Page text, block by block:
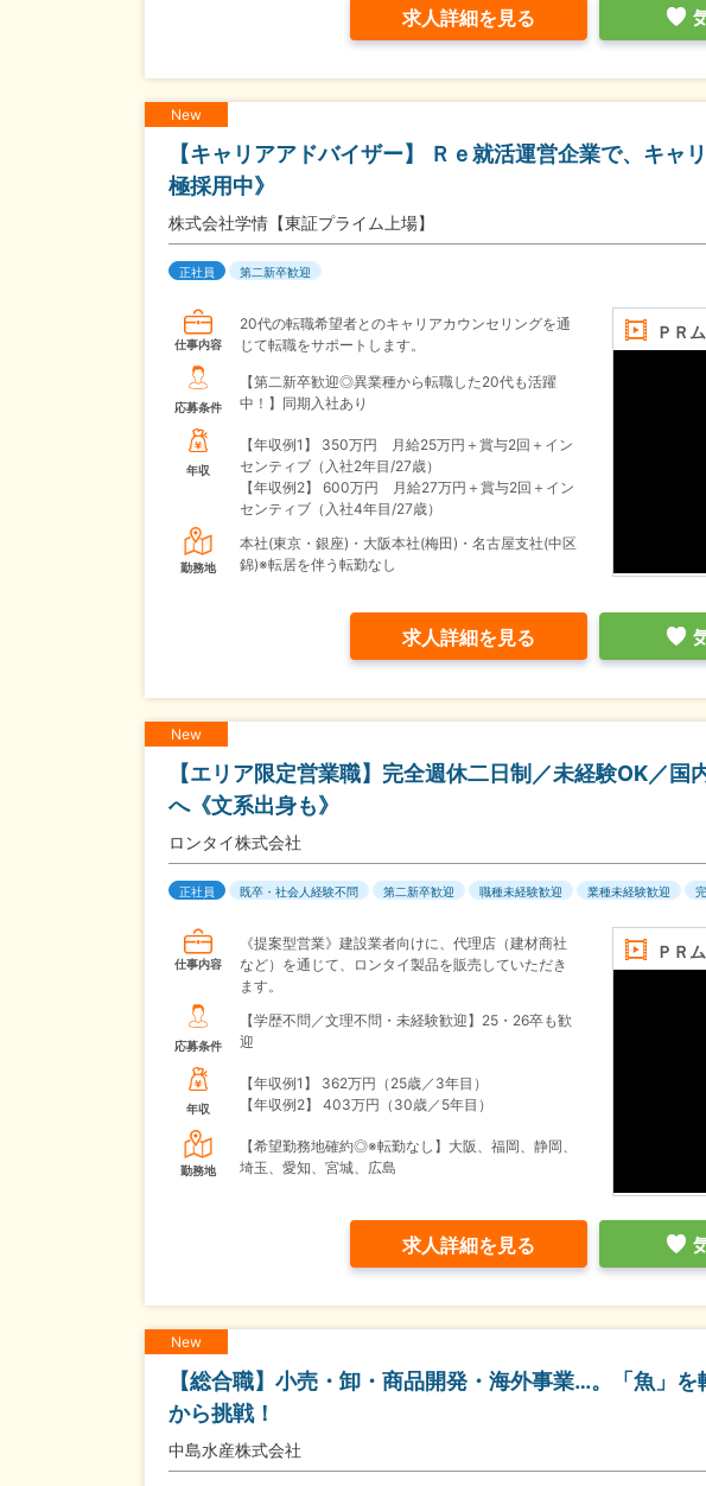
求人詳細を見る
New
【キャリアアドバイザー】 Ｒｅ就活運営企業で、キャ
極採用中》
株式会社学情【東証プライム上場】
正社員 第二新卒歓迎
ＰＲ
仕事内容
20代の転職希望者とのキャリアカウンセリングを通
じて転職をサポートします。
応募条件
【第二新卒歓迎◎異業種から転職した20代も活躍
中！】同期入社あり
年収
【年収例1】
350万円 月給25万円＋賞与2回＋イン
センティブ（入社2年目/27歳）
【年収例2】
600万円 月給27万円＋賞与2回＋イン
センティブ（入社4年目/27歳）
勤務地
本社(東京・銀座)・大阪本社(梅田)・名古屋支社(中区
錦)※転居を伴う転勤なし
求人詳細を見る
New
【エリア限定営業職】完全週休二日制／未経験OK／国
へ《文系出身も》
ロンタイ株式会社
正社員 既卒・社会人経験不問 第二新卒歓迎 職種未経験歓迎 業種未経験歓迎
ＰＲ
仕事内容
《提案型営業》建設業者向けに、代理店（建材商社
など）を通じて、ロンタイ製品を販売していただき
ます。
応募条件
【学歴不問／文理不問・未経験歓迎】25・26卒も歓
迎
年収
【年収例1】
362万円（25歳／3年目）
【年収例2】
403万円（30歳／5年目）
勤務地
【希望勤務地確約◎※転勤なし】大阪、福岡、静岡、
埼玉、愛知、宮城、広島
求人詳細を見る
New
【総合職】小売・卸・商品開発・海外事業…。「魚」
から挑戦！
中島水産株式会社